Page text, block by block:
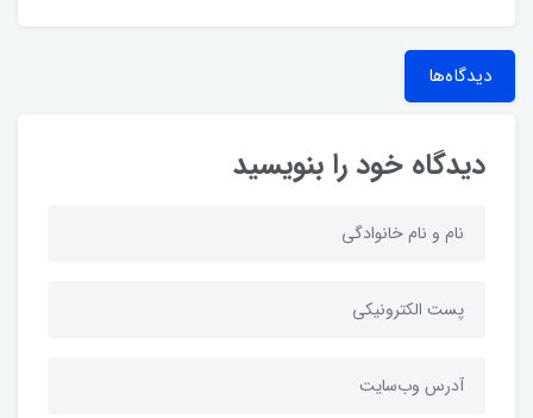
دیدگاه‌ها
دیدگاه خود را بنویسید